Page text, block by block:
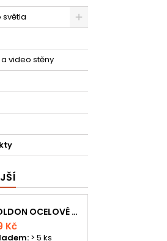
video stěny
GOLDON OCELOVÉ PRSTOVÉ ČINELKY
Kč
> 5 ks